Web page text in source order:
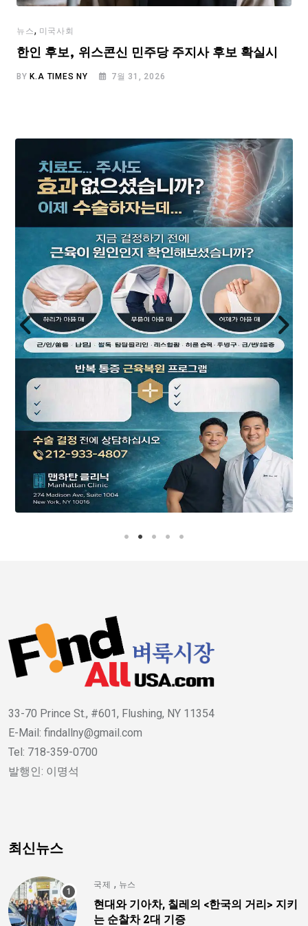
뉴스, 미국사회
한인 후보, 위스콘신 민주당 주지사 후보 확실시
BY K.A TIMES NY 7월 31, 2026
33-70 Prince St., #601, Flushing, NY 11354
E-Mail: findallny@gmail.com
Tel: 718-359-0700
발행인: 이명석
최신뉴스
국제 , 뉴스
현대와 기아차, 칠레의 <한국의 거리> 지키
는 순찰차 2대 기증